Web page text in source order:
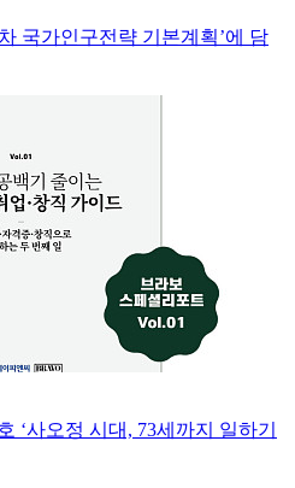
국가인구전략 기본계획’에 담
‘사오정 시대, 73세까지 일하기